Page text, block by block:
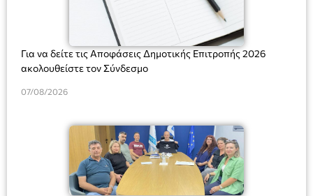
Για να δείτε τις Αποφάσεις Δημοτικής Επιτροπής 2026
ακολουθείστε τον Σύνδεσμο
07/08/2026